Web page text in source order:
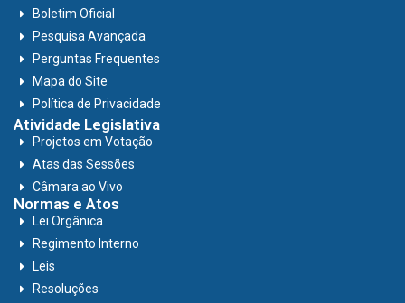
Boletim Oficial
Pesquisa Avançada
Perguntas Frequentes
Mapa do Site
Política de Privacidade
Atividade Legislativa
Projetos em Votação
Atas das Sessões
Câmara ao Vivo
Normas e Atos
Lei Orgânica
Regimento Interno
Leis
Resoluções